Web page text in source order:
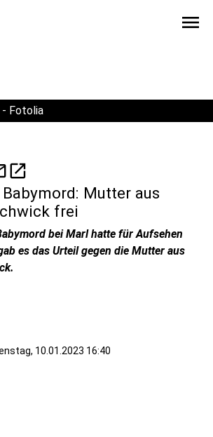
menu
- Fotolia
open_in_new
Mutter aus
frei
bei Marl hatte für Aufsehen
es das Urteil gegen die Mutter aus
10.01.2023 16:40